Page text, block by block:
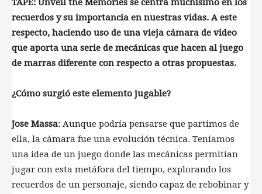
TAPE: Unveil the Memories se centra muchísimo en los
recuerdos y su importancia en nuestras vidas. A este
respecto, haciendo uso de una vieja cámara de video
que aporta una serie de mecánicas que hacen al juego
de marras diferente con respecto a otras propuestas.
¿Cómo surgió este elemento jugable?
Jose Massa: Aunque podría pensarse que partimos de
ella, la cámara fue una evolución técnica. Teníamos
una idea de un juego donde las mecánicas permitían
jugar con esta metáfora del tiempo, explorando los
recuerdos de un personaje, siendo capaz de rebobinar y